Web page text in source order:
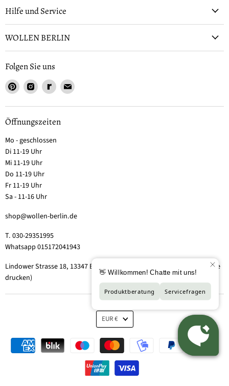
Hilfe und Service
WOLLEN BERLIN
Folgen Sie uns
Öffnungszeiten
Mo - geschlossen
Di 11-19 Uhr
Mi 11-19 Uhr
Do 11-19 Uhr
Fr 11-19 Uhr
Sa - 11-16 Uhr
shop@wollen-berlin.de
T. 030-29351995
Whatsapp 015172041943
Lindower Strasse 18, 13347 Berlin-Wedding (Hof 2, Aufgang 5 - Tor bitte
drucken)
EUR €